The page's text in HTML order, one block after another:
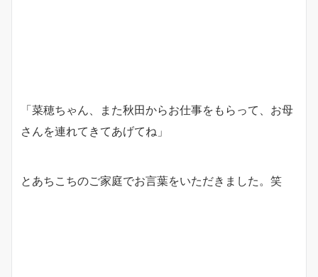
「菜穂ちゃん、また秋田からお仕事をもらって、お母
さんを連れてきてあげてね」
とあちこちのご家庭でお言葉をいただきました。笑